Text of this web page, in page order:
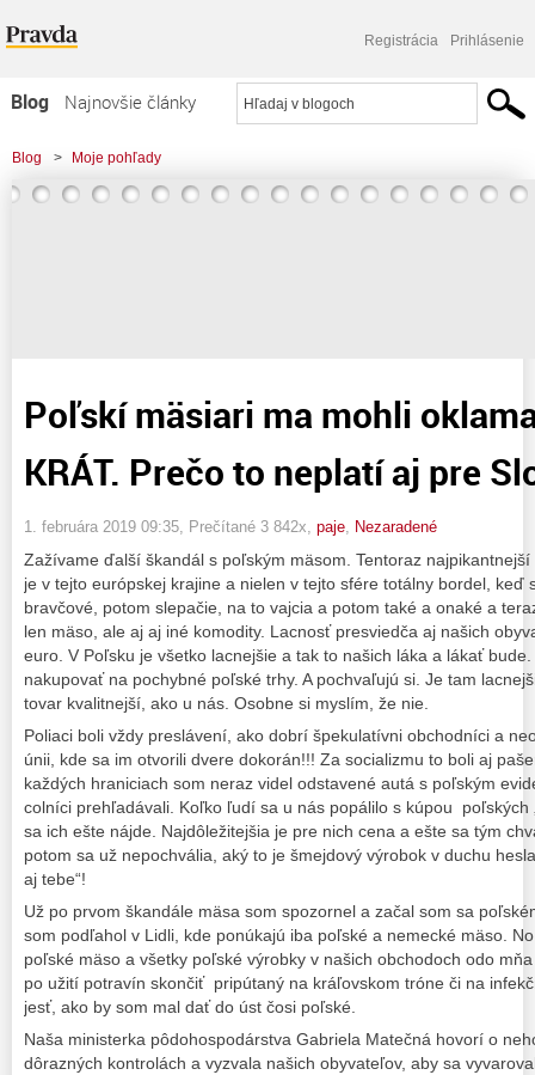
Registrácia Prihlásenie
Blog
Najnovšie články
Najčítanejšie články
Najkomentovanejšie články
Blog > Moje pohľady
> Poľskí mäsiari ma mohli oklamať iba DVA KRÁT. Prečo to neplatí aj pre
Poľskí mäsiari ma mohli
KRÁT. Prečo to neplatí aj pre
1. februára 2019 09:35 , Prečítané 3 842x, paje Nezaradené
Zažívame ďalší škandál s poľským mäsom. Tentoraz
je v tejto európskej krajine a nielen v tejto sfére totálny bordel, keď
bravčové, potom slepačie, na to vajcia a potom také a onaké a
len mäso, ale aj aj iné komodity. Lacnosť presviedča aj našich
euro. V Poľsku je všetko lacnejšie a tak to našich láka a lákať
nakupovať na pochybné poľské trhy. A pochvaľujú si. Je tam
tovar kvalitnejší, ako u nás. Osobne si myslím, že nie.
Poliaci boli vždy preslávení, ako dobrí špekulatívni obchodníci a
únii, kde sa im otvorili dvere dokorán!!! Za socializmu to boli aj
každých hraniciach som neraz videl odstavené autá s poľským
colníci prehľadávali. Koľko ľudí sa u nás popálilo s kúpou poľských
sa ich ešte nájde. Najdôležitejšia je pre nich cena a ešte sa tým
potom sa už nepochvália, aký to je šmejdový výrobok v duchu
aj tebe“!
Už po prvom škandále mäsa som spozornel a začal som sa
som podľahol v Lidli, kde ponúkajú iba poľské a nemecké mäso.
poľské mäso a všetky poľské výrobky v našich obchodoch odo
po užití potravín skončiť pripútaný na kráľovskom tróne či na
jesť, ako by som mal dať do úst čosi poľské.
Naša ministerka pôdohospodárstva Gabriela Matečná hovorí o
dôrazných kontrolách a vyzvala našich obyvateľov, aby sa